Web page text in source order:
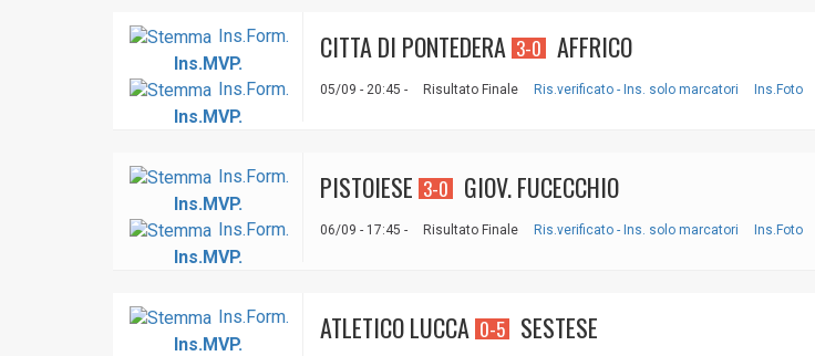
CITTA DI PONTEDERA 3-0 AFFRICO
05/09 - 20:45 - Risultato Finale Ris.verificato - Ins. solo marcatori Ins.Foto
Ins.Form.
Ins.MVP.
Ins.Form.
Ins.MVP.
PISTOIESE 3-0 GIOV. FUCECCHIO
06/09 - 17:45 - Risultato Finale Ris.verificato - Ins. solo marcatori Ins.Foto
Ins.Form.
Ins.MVP.
Ins.Form.
Ins.MVP.
ATLETICO LUCCA 0-5 SESTESE
Ins.Form.
Ins.MVP.